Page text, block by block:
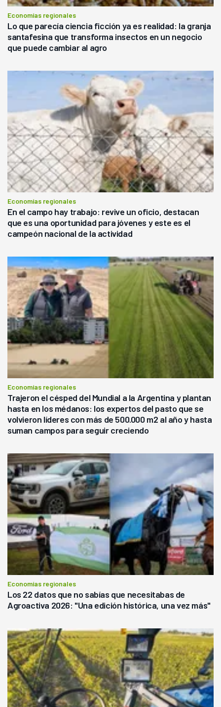
Economías regionales
Lo que parecía ciencia ficción ya es realidad: la granja
santafesina que transforma insectos en un negocio
que puede cambiar al agro
Economías regionales
En el campo hay trabajo: revive un oficio, destacan
que es una oportunidad para jóvenes y este es el
campeón nacional de la actividad
Economías regionales
Trajeron el césped del Mundial a la Argentina y plantan
hasta en los médanos: los expertos del pasto que se
volvieron líderes con más de 500.000 m2 al año y hasta
suman campos para seguir creciendo
Economías regionales
Los 22 datos que no sabías que necesitabas de
Agroactiva 2026: "Una edición histórica, una vez más"